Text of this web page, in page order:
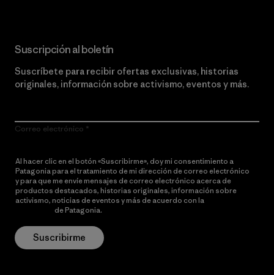
Suscripción al boletín
Suscríbete para recibir ofertas exclusivas, historias
originales, información sobre activismo, eventos y más.
Correo electrónico
Al hacer clic en el botón «Suscribirme», doy mi consentimiento a
Patagonia para el tratamiento de mi dirección de correo electrónico
y para que me envíe mensajes de correo electrónico acerca de
productos destacados, historias originales, información sobre
activismo, noticias de eventos y más de acuerdo con la
de Patagonia.
Suscribirme